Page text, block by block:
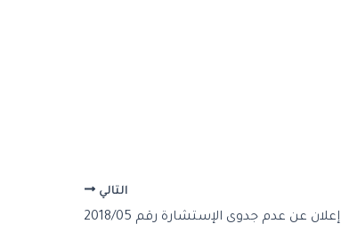
التالي
إعلان عن عدم جدوى الإستشارة رقم 2018/05